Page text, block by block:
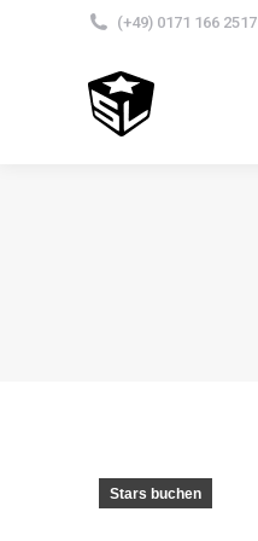
(+49) 0171 166 2517
Stars buchen